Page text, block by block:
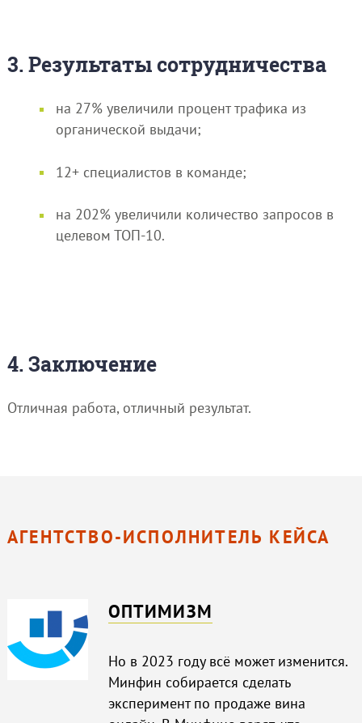
3. Результаты сотрудничества
на 27% увеличили процент трафика из
органической выдачи;
12+ специалистов в команде;
на 202% увеличили количество запросов в
целевом ТОП-10.
4. Заключение
Отличная работа, отличный результат.
АГЕНТСТВО-ИСПОЛНИТЕЛЬ КЕЙСА
ОПТИМИЗМ
Но в 2023 году всё может изменится.
Минфин собирается сделать
эксперимент по продаже вина